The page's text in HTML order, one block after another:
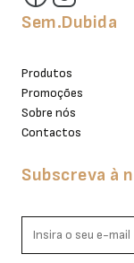
Sem.Dubida
Produtos
Promoções
Sobre nós
Contactos
Subscreva à